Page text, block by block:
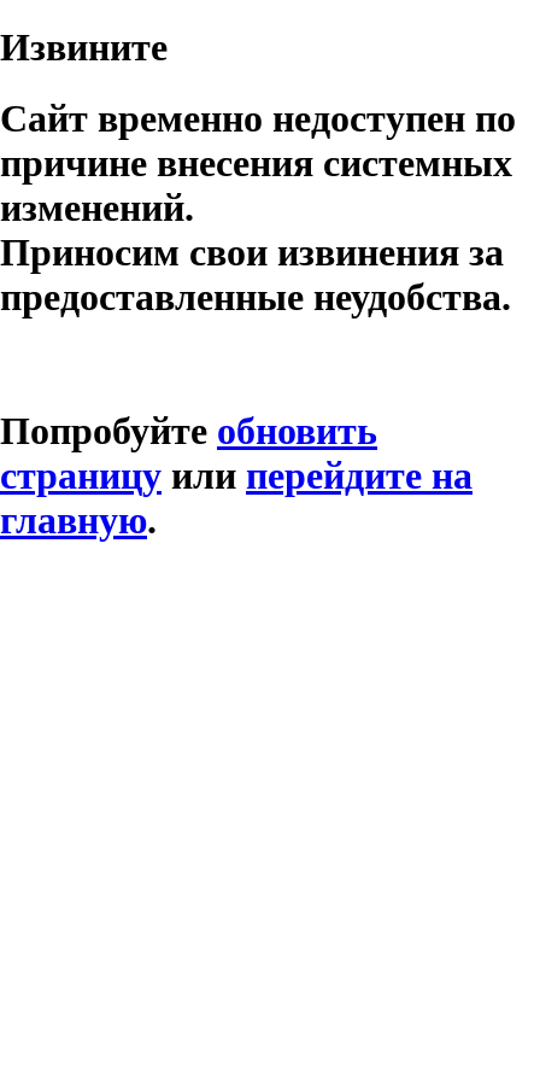
Извините
Сайт временно недоступен по
причине внесения системных
изменений.
Приносим свои извинения за
предоставленные неудобства.
Попробуйте обновить
страницу или перейдите на
главную.